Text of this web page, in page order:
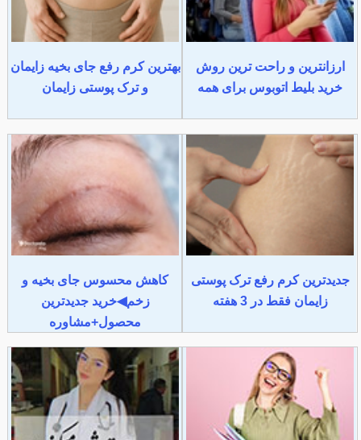
ارزانترین و راحت ترین روش
خرید بلیط اتوبوس برای همه
بهترین کرم رفع جای بخیه زایمان
و ترک پوستی زایمان
جدیدترین کرم رفع ترک پوستی
زایمان فقط در 3 هفته
کاهش محسوس جای بخیه و
زخم◀خرید جدیدترین
محصول+مشاوره